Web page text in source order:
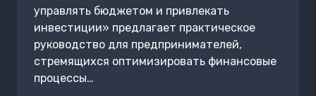
управлять бюджетом и привлекать
инвестиции» предлагает практическое
руководство для предпринимателей,
стремящихся оптимизировать финансовые
процессы…